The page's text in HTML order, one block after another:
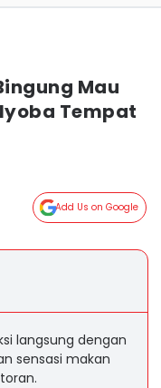
Mau
Tempat
Add Us on Google
langsung dengan
sensasi makan